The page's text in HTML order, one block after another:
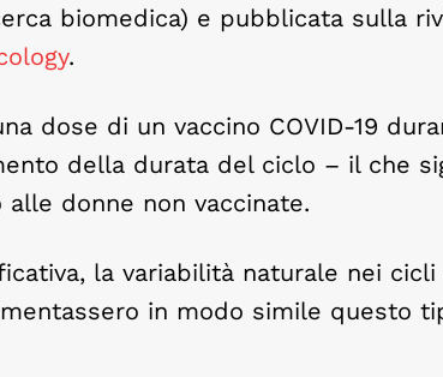
biomedica) e pubblicata sulla
.
dose di un vaccino COVID-19
della durata del ciclo – il che
donne non vaccinate.
la variabilità naturale nei
in modo simile questo